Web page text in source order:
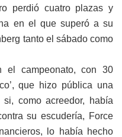
perdió cuatro plazas y
en el que superó a su
tanto el sábado como
el campeonato, con 30
que hizo pública una
como acreedor, había
su escudería, Force
lo había hecho